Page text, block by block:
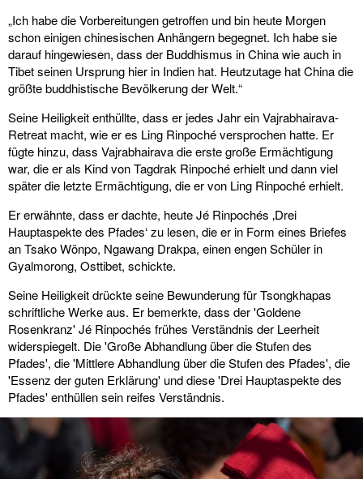
„Ich habe die Vorbereitungen getroffen und bin heute Morgen
schon einigen chinesischen Anhängern begegnet. Ich habe sie
darauf hingewiesen, dass der Buddhismus in China wie auch in
Tibet seinen Ursprung hier in Indien hat. Heutzutage hat China die
größte buddhistische Bevölkerung der Welt.“
Seine Heiligkeit enthüllte, dass er jedes Jahr ein Vajrabhairava-
Retreat macht, wie er es Ling Rinpoché versprochen hatte. Er
fügte hinzu, dass Vajrabhairava die erste große Ermächtigung
war, die er als Kind von Tagdrak Rinpoché erhielt und dann viel
später die letzte Ermächtigung, die er von Ling Rinpoché erhielt.
Er erwähnte, dass er dachte, heute Jé Rinpochés ‚Drei
Hauptaspekte des Pfades‘ zu lesen, die er in Form eines Briefes
an Tsako Wönpo, Ngawang Drakpa, einen engen Schüler in
Gyalmorong, Osttibet, schickte.
Seine Heiligkeit drückte seine Bewunderung für Tsongkhapas
schriftliche Werke aus. Er bemerkte, dass der 'Goldene
Rosenkranz' Jé Rinpochés frühes Verständnis der Leerheit
widerspiegelt. Die 'Große Abhandlung über die Stufen des
Pfades', die 'Mittlere Abhandlung über die Stufen des Pfades', die
'Essenz der guten Erklärung' und diese 'Drei Hauptaspekte des
Pfades' enthüllen sein reifes Verständnis.